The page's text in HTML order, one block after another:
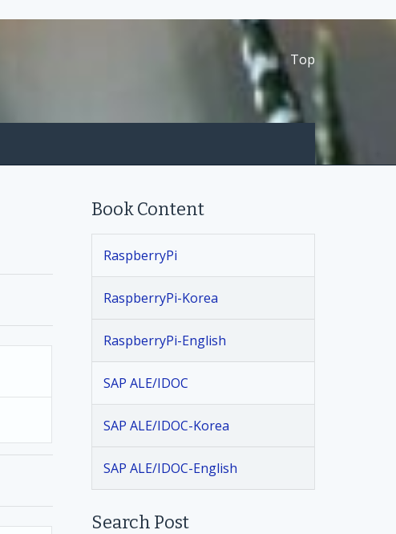
Top
Book Content
RaspberryPi
RaspberryPi-Korea
RaspberryPi-English
SAP ALE/IDOC
SAP ALE/IDOC-Korea
SAP ALE/IDOC-English
Search Post